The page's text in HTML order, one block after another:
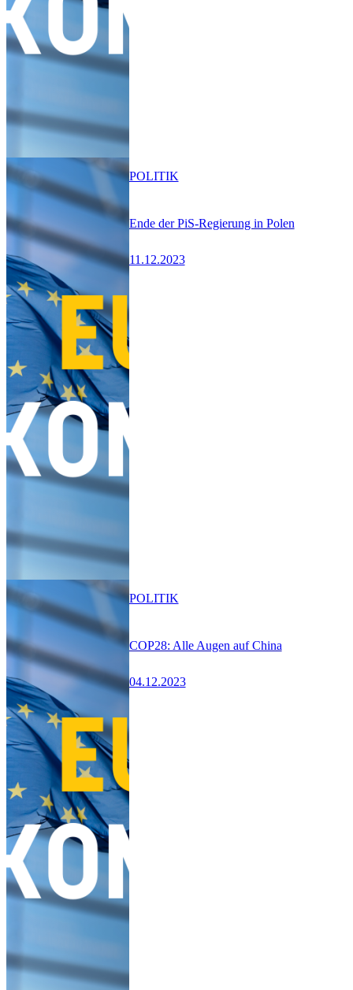
Ende der PiS-Regierung in Polen
11.12.2023
POLITIK
COP28: Alle Augen auf China
04.12.2023
POLITIK